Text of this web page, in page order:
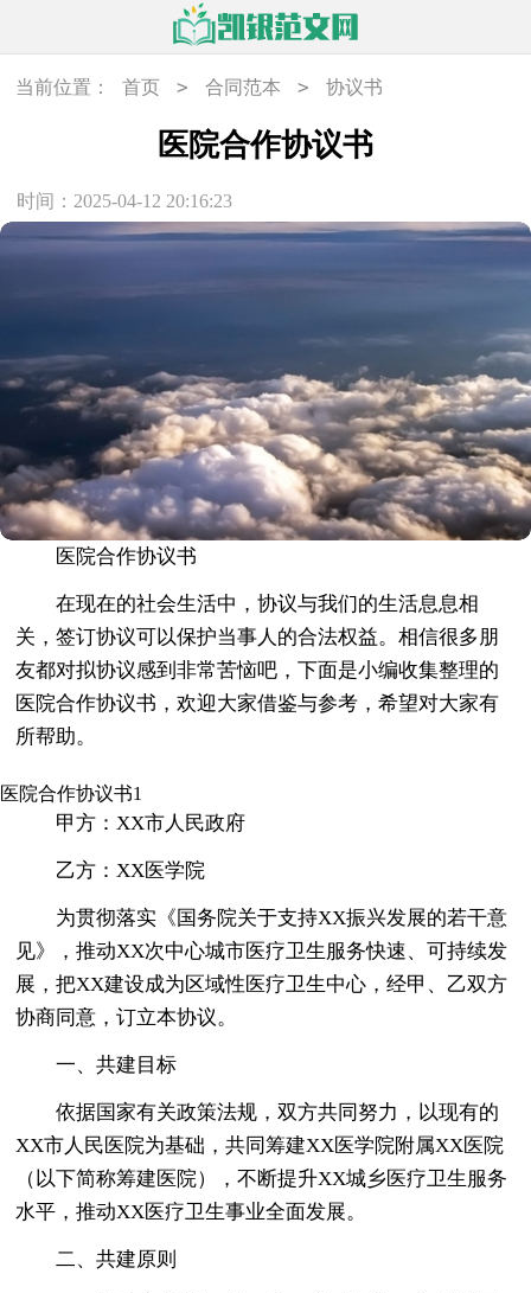
当前位置： 首页 > 合同范本 > 协议书
医院合作协议书
时间：2025-04-12 20:16:23
医院合作协议书
在现在的社会生活中，协议与我们的生活息息相
关，签订协议可以保护当事人的合法权益。相信很多朋
友都对拟协议感到非常苦恼吧，下面是小编收集整理的
医院合作协议书，欢迎大家借鉴与参考，希望对大家有
所帮助。
医院合作协议书1
甲方：XX市人民政府
乙方：XX医学院
为贯彻落实《国务院关于支持XX振兴发展的若干意
见》，推动XX次中心城市医疗卫生服务快速、可持续发
展，把XX建设成为区域性医疗卫生中心，经甲、乙双方
协商同意，订立本协议。
一、共建目标
依据国家有关政策法规，双方共同努力，以现有的
XX市人民医院为基础，共同筹建XX医学院附属XX医院
（以下简称筹建医院），不断提升XX城乡医疗卫生服务
水平，推动XX医疗卫生事业全面发展。
二、共建原则